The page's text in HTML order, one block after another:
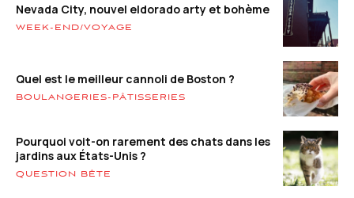
Nevada City, nouvel eldorado arty et bohème
WEEK-END/VOYAGE
Quel est le meilleur cannoli de Boston ?
BOULANGERIES-PÂTISSERIES
Pourquoi voit-on rarement des chats dans les
jardins aux États-Unis ?
QUESTION BÊTE